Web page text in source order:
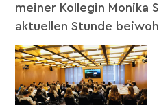
meiner Kollegin Monika
aktuellen Stunde